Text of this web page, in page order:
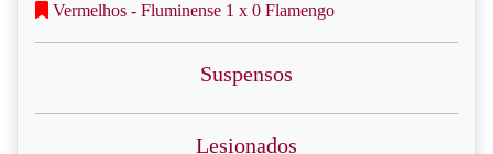
Vermelhos - Fluminense 1 x 0 Flamengo
Suspensos
Lesionados